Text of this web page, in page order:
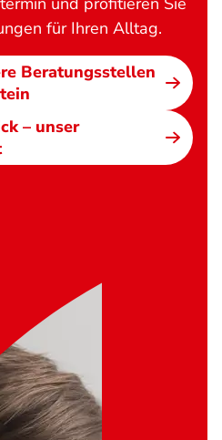
für Ihren Alltag.
Beratungsstellen
– unser